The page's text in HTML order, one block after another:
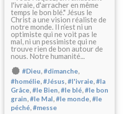
l'ivraie, d'arracher en même
temps le bon blé." Jésus le
Christ a une vision réaliste de
notre monde. Il n’est ni un
optimiste qui ne voit pas le
mal, ni un pessimiste qui ne
trouve rien de bon autour de
nous. Notre humanité...
#Dieu,#dimanche,
#homélie,#Jésus,#l'ivraie,#la
Grâce,#le Bien,#le blé,#le bon
grain,#le Mal,#le monde,#le
péché,#messe